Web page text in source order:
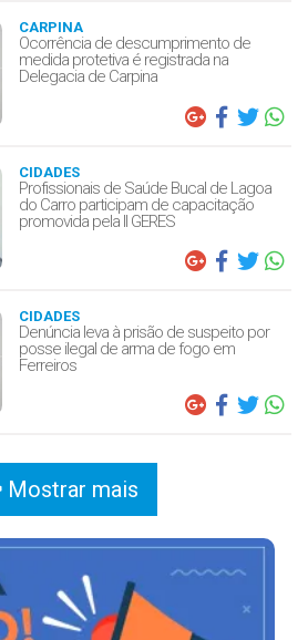
CARPINA
Ocorrência de descumprimento de
medida protetiva é registrada na
Delegacia de Carpina
CIDADES
Profissionais de Saúde Bucal de Lagoa
do Carro participam de capacitação
promovida pela II GERES
CIDADES
Denúncia leva à prisão de suspeito por
posse ilegal de arma de fogo em
Ferreiros
Mostrar mais